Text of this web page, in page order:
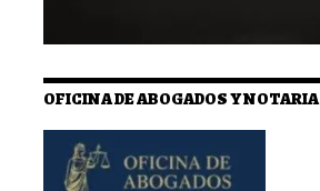
OFICINA DE ABOGADOS Y NOTARIA